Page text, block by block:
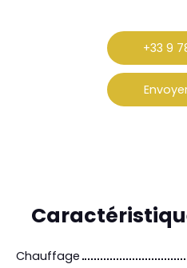
+33 9
Chauffage